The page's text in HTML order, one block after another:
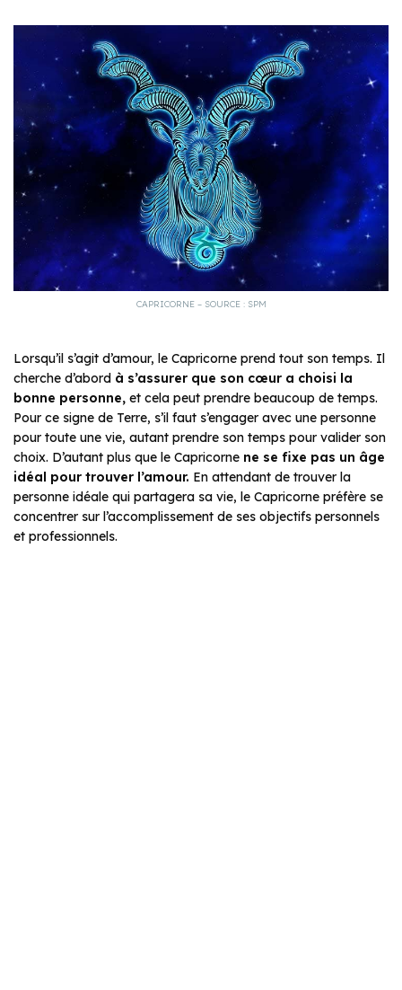
CAPRICORNE – SOURCE : SPM
Lorsqu’il s’agit d’amour, le Capricorne prend tout son temps. Il
cherche d’abord à s’assurer que son cœur a choisi la
bonne personne, et cela peut prendre beaucoup de temps.
Pour ce signe de Terre, s’il faut s’engager avec une personne
pour toute une vie, autant prendre son temps pour valider son
choix. D’autant plus que le Capricorne ne se fixe pas un âge
idéal pour trouver l’amour. En attendant de trouver la
personne idéale qui partagera sa vie, le Capricorne préfère se
concentrer sur l’accomplissement de ses objectifs personnels
et professionnels.